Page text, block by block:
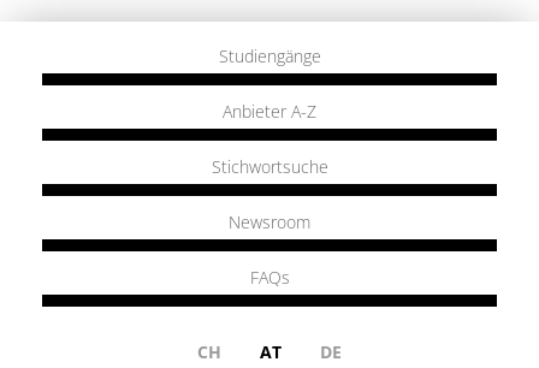
Studiengänge
Anbieter A-Z
Stichwortsuche
Newsroom
FAQs
CH AT
DE